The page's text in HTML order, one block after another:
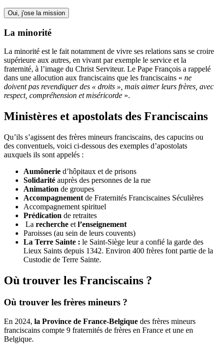
Oui, j'ose la mission
La minorité
La minorité est le fait notamment de vivre ses relations sans se croire
supérieure aux autres, en vivant par exemple le service et la
fraternité, à l’image du Christ Serviteur. Le Pape François a rappelé
dans une allocution aux franciscains que les franciscains « ne
doivent pas revendiquer des « droits », mais aimer leurs frères, avec
respect, compréhension et miséricorde ».
Ministères et apostolats des Franciscains
Qu’ils s’agissent des frères mineurs franciscains, des capucins ou
des conventuels, voici ci-dessous des exemples d’apostolats
auxquels ils sont appelés :
Aumônerie d’hôpitaux et de prisons
Solidarité auprès des personnes de la rue
Animation de groupes
Accompagnement de Fraternités Franciscaines Séculières
Accompagnement spirituel
Prédication de retraites
La recherche et l’enseignement
Paroisses (au sein de leurs couvents)
La Terre Sainte : le Saint-Siège leur a confié la garde des
Lieux Saints depuis 1342. Environ 400 frères font partie de la
Custodie de Terre Sainte.
Où trouver les Franciscains ?
Où trouver les frères mineurs ?
En 2024, la Province de France-Belgique des frères mineurs
franciscains compte 9 fraternités de frères en France et une en
Belgique.